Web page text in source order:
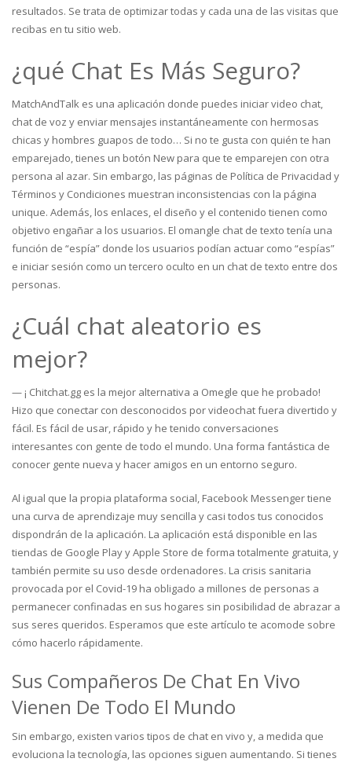
resultados. Se trata de optimizar todas y cada una de las visitas que
recibas en tu sitio web.
¿qué Chat Es Más Seguro?
MatchAndTalk es una aplicación donde puedes iniciar video chat,
chat de voz y enviar mensajes instantáneamente con hermosas
chicas y hombres guapos de todo… Si no te gusta con quién te han
emparejado, tienes un botón New para que te emparejen con otra
persona al azar. Sin embargo, las páginas de Política de Privacidad y
Términos y Condiciones muestran inconsistencias con la página
unique. Además, los enlaces, el diseño y el contenido tienen como
objetivo engañar a los usuarios. El omangle chat de texto tenía una
función de “espía” donde los usuarios podían actuar como “espías”
e iniciar sesión como un tercero oculto en un chat de texto entre dos
personas.
¿Cuál chat aleatorio es
mejor?
— ¡ Chitchat.gg es la mejor alternativa a Omegle que he probado!
Hizo que conectar con desconocidos por videochat fuera divertido y
fácil. Es fácil de usar, rápido y he tenido conversaciones
interesantes con gente de todo el mundo. Una forma fantástica de
conocer gente nueva y hacer amigos en un entorno seguro.
Al igual que la propia plataforma social, Facebook Messenger tiene
una curva de aprendizaje muy sencilla y casi todos tus conocidos
dispondrán de la aplicación. La aplicación está disponible en las
tiendas de Google Play y Apple Store de forma totalmente gratuita, y
también permite su uso desde ordenadores. La crisis sanitaria
provocada por el Covid-19 ha obligado a millones de personas a
permanecer confinadas en sus hogares sin posibilidad de abrazar a
sus seres queridos. Esperamos que este artículo te acomode sobre
cómo hacerlo rápidamente.
Sus Compañeros De Chat En Vivo
Vienen De Todo El Mundo
Sin embargo, existen varios tipos de chat en vivo y, a medida que
evoluciona la tecnología, las opciones siguen aumentando. Si tienes